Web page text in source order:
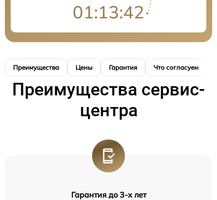
01:13:41
Преимущества Цены Гарантия Что согласуем
Преимущества сервис-
центра
Гарантия до 3-х лет